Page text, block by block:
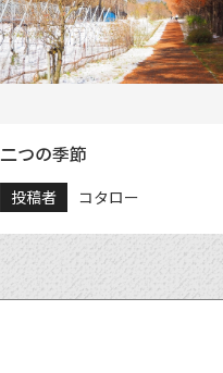
二つの季節
投稿者 コタロー